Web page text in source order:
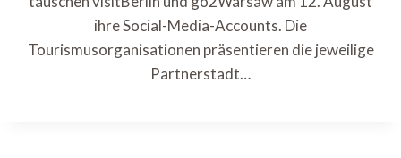
ihre Social-Media-Accounts. Die
Tourismusorganisationen präsentieren die jeweilige
Partnerstadt…